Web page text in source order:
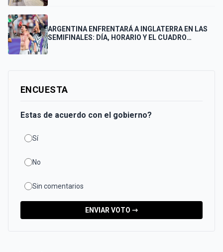
ARGENTINA ENFRENTARÁ A INGLATERRA EN LAS
SEMIFINALES: DÍA, HORARIO Y EL CUADRO
ENCUESTA
Estas de acuerdo con el gobierno?
Sí
No
Sin comentarios
ENVIAR VOTO ⇾